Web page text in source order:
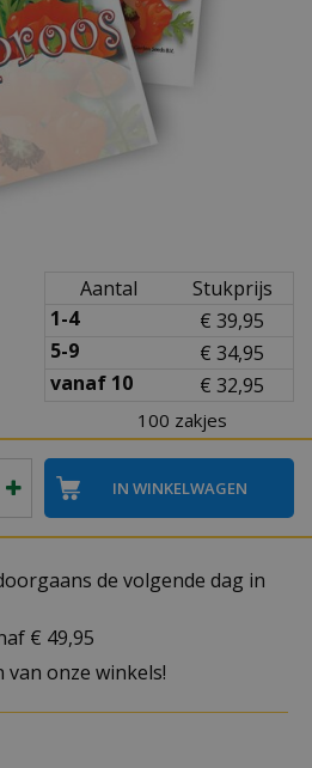
Aantal
Stukprijs
1-4
€ 39,95
5-9
€ 34,95
vanaf 10
€ 32,95
100 zakjes
de volgende dag in
€ 49,95
onze winkels!